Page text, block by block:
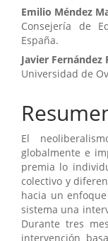
principal
del
artículo
Emilio Méndez
Consejería de
España.
Javier Fernández
Universidad de
El
globalmente e
premia lo
colectivo y
hacia un
sistema una
Durante tres
intervención